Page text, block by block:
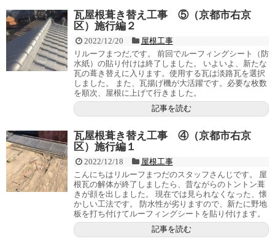
瓦屋根葺き替え工事 ⑤（京都市右京
区）施行編２
2022/12/20
屋根工事
リルーフまつだ,です。 前回でルーフィングシート（防
水紙）の貼り付けは終了しました。 いよいよ、新たな
瓦の葺き替えに入ります。使用する瓦は淡路瓦を選択
しました。 また、瓦揚げ機が大活躍です。必要な枚数
を順次、屋根に上げて行きました。
記事を読む
瓦屋根葺き替え工事 ④（京都市右京
区）施行編１
2022/12/18
屋根工事
こんにちはリルーフまつだのスタッフさんじです。 屋
根瓦の解体が終了しましたら、昔ながらのトントン葺
きが顔を出しました。 現在では見られなくなった、懐
かしい工法です。 防水性が劣りますので、新たに野地
板を打ち付けてルーフィングシートを貼り付けます。
記事を読む